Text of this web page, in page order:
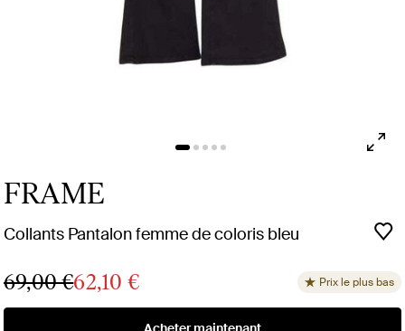
FRAME
Collants Pantalon femme de coloris bleu
69,00 €62,10 € Prix le plus bas